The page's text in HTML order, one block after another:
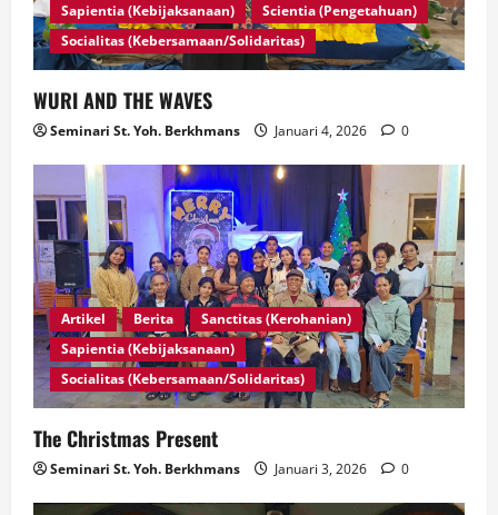
Sapientia (Kebijaksanaan)
Scientia (Pengetahuan)
Socialitas (Kebersamaan/Solidaritas)
WURI AND THE WAVES
Seminari St. Yoh. Berkhmans Januari 4, 2026 0
Artikel Berita
Sanctitas (Kerohanian)
Sapientia (Kebijaksanaan)
Socialitas (Kebersamaan/Solidaritas)
The Christmas Present
Seminari St. Yoh. Berkhmans Januari 3, 2026 0